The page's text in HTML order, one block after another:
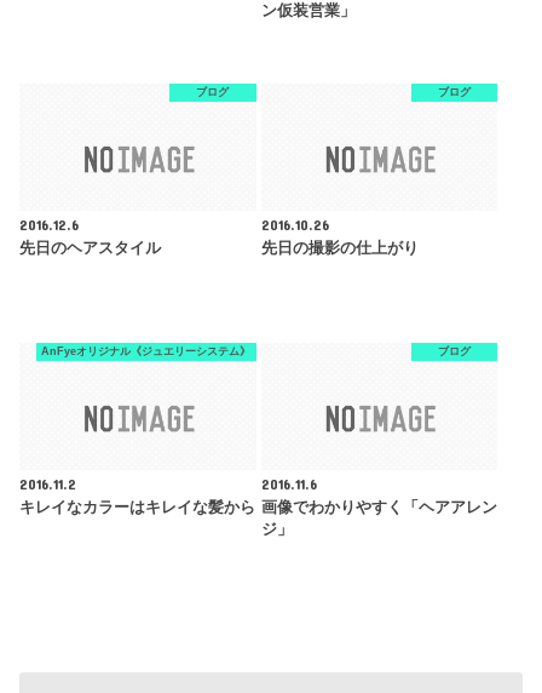
ン仮装営業」
ブログ
2016.12.6
先日のヘアスタイル
ブログ
2016.10.26
先日の撮影の仕上がり
AnFyeオリジナル《ジュエリーシステム》
2016.11.2
キレイなカラーはキレイな髪から
ブログ
2016.11.6
画像でわかりやすく「ヘアアレン
ジ」